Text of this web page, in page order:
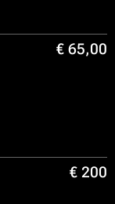
€ 65,00
€ 200